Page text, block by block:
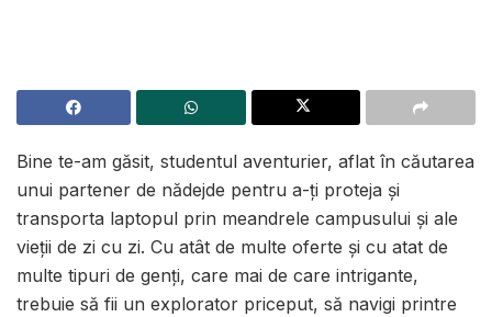
Bine te-am găsit, studentul aventurier, aflat în căutarea
unui partener de nădejde pentru a-ți proteja și
transporta laptopul prin meandrele campusului și ale
vieții de zi cu zi. Cu atât de multe oferte și cu atat de
multe tipuri de genți, care mai de care intrigante,
trebuie să fii un explorator priceput, să navigi printre